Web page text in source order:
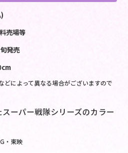
売場等
発売
によって異なる場合がございますので
ーパー戦隊シリーズのカラー
・東映